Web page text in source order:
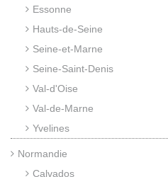
Essonne
Hauts-de-Seine
Seine-et-Marne
Seine-Saint-Denis
Val-d'Oise
Val-de-Marne
Yvelines
Normandie
Calvados